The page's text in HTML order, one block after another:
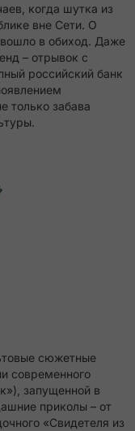
когда шутка из
вне Сети​. О
в обиход. Даже
– отрывок с
российский банк
только забава
сюжетные
современного
запущенной в
приколы – от
«Свидетеля из